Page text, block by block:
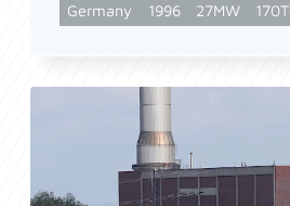
Germany 1996 27MW